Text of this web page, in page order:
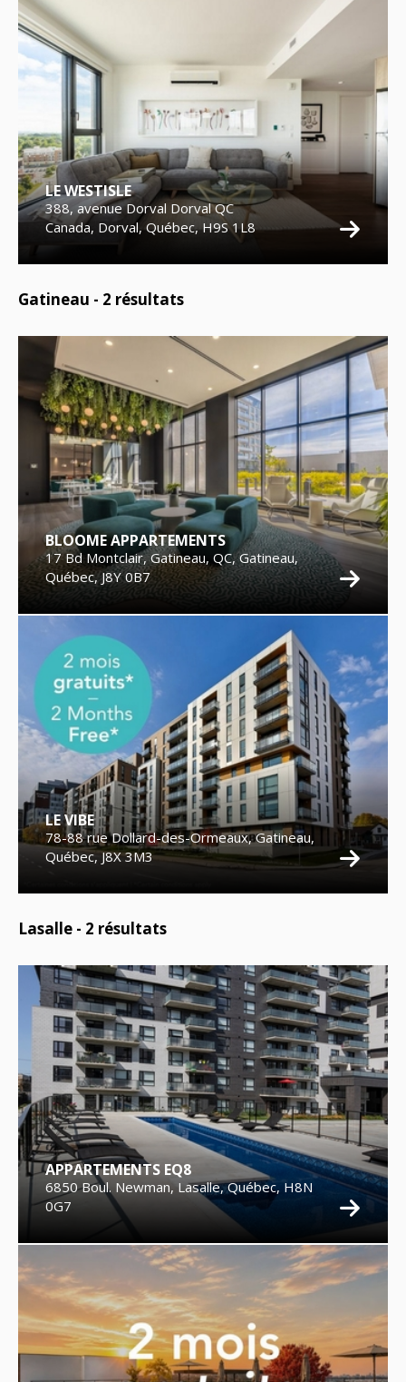
LE WESTISLE
388, avenue Dorval Dorval QC
Canada, Dorval, Québec, H9S 1L8
Gatineau - 2 résultats
BLOOME APPARTEMENTS
17 Bd Montclair, Gatineau, QC, Gatineau,
Québec, J8Y 0B7
LE VIBE
78-88 rue Dollard-des-Ormeaux, Gatineau,
Québec, J8X 3M3
Lasalle - 2 résultats
APPARTEMENTS EQ8
6850 Boul. Newman, Lasalle, Québec, H8N
0G7